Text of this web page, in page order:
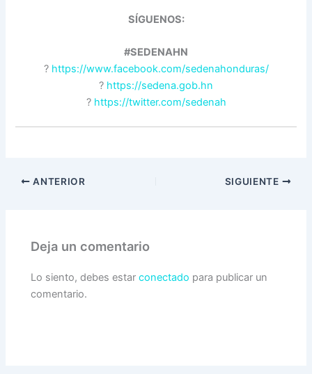
SÍGUENOS:
#SEDENAHN
? https://www.facebook.com/sedenahonduras/
? https://sedena.gob.hn
? https://twitter.com/sedenah
ANTERIOR SIGUIENTE
Deja un comentario
Lo siento, debes estarconectado para publicar un
comentario.